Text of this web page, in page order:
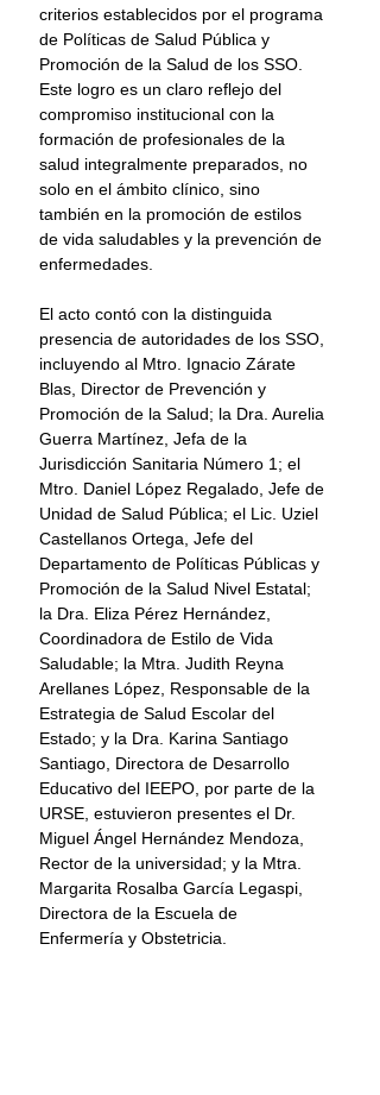
criterios establecidos por el programa
de Políticas de Salud Pública y
Promoción de la Salud de los SSO.
Este logro es un claro reflejo del
compromiso institucional con la
formación de profesionales de la
salud integralmente preparados, no
solo en el ámbito clínico, sino
también en la promoción de estilos
de vida saludables y la prevención de
enfermedades.
El acto contó con la distinguida
presencia de autoridades de los SSO,
incluyendo al Mtro. Ignacio Zárate
Blas, Director de Prevención y
Promoción de la Salud; la Dra. Aurelia
Guerra Martínez, Jefa de la
Jurisdicción Sanitaria Número 1; el
Mtro. Daniel López Regalado, Jefe de
Unidad de Salud Pública; el Lic. Uziel
Castellanos Ortega, Jefe del
Departamento de Políticas Públicas y
Promoción de la Salud Nivel Estatal;
la Dra. Eliza Pérez Hernández,
Coordinadora de Estilo de Vida
Saludable; la Mtra. Judith Reyna
Arellanes López, Responsable de la
Estrategia de Salud Escolar del
Estado; y la Dra. Karina Santiago
Santiago, Directora de Desarrollo
Educativo del IEEPO, por parte de la
URSE, estuvieron presentes el Dr.
Miguel Ángel Hernández Mendoza,
Rector de la universidad; y la Mtra.
Margarita Rosalba García Legaspi,
Directora de la Escuela de
Enfermería y Obstetricia.